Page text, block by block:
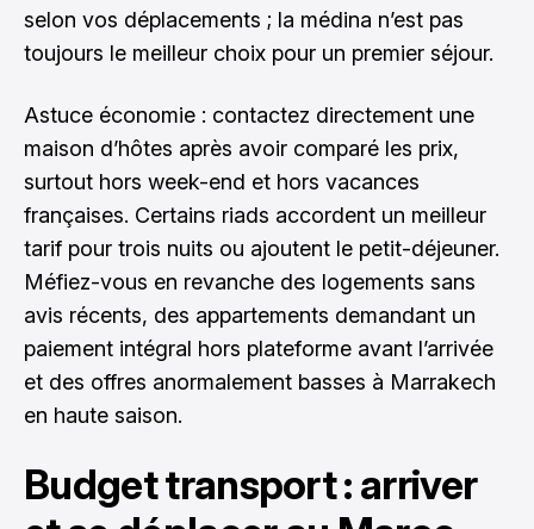
selon vos déplacements ; la médina n’est pas
toujours le meilleur choix pour un premier séjour.
Astuce économie : contactez directement une
maison d’hôtes après avoir comparé les prix,
surtout hors week-end et hors vacances
françaises. Certains riads accordent un meilleur
tarif pour trois nuits ou ajoutent le petit-déjeuner.
Méfiez-vous en revanche des logements sans
avis récents, des appartements demandant un
paiement intégral hors plateforme avant l’arrivée
et des offres anormalement basses à Marrakech
en haute saison.
Budget transport : arriver